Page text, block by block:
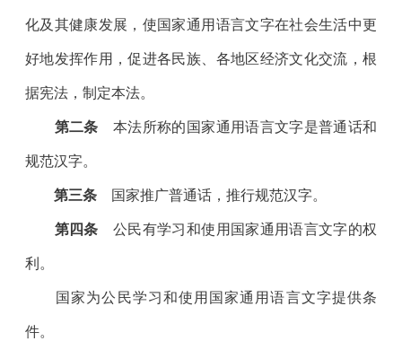
化及其健康发展，使国家通用语言文字在社会生活中更
好地发挥作用，促进各民族、各地区经济文化交流，根
据宪法，制定本法。
第二条 本法所称的国家通用语言文字是普通话和
规范汉字。
第三条国家推广普通话，推行规范汉字。
第四条 公民有学习和使用国家通用语言文字的权
利。
国家为公民学习和使用国家通用语言文字提供条
件。